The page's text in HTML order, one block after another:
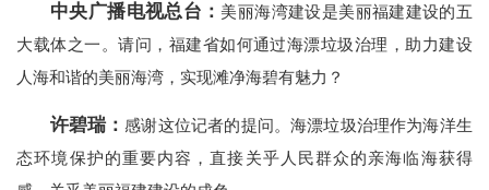
中央广播电视总台： 美丽海湾建设是美丽福建建设的五
大载体之一。请问，福建省如何通过海漂垃圾治理，助力建设
人海和谐的美丽海湾，实现滩净海碧有魅力？
许碧瑞：感谢这位记者的提问。海漂垃圾治理作为海洋生
态环境保护的重要内容，直接关乎人民群众的亲海临海获得